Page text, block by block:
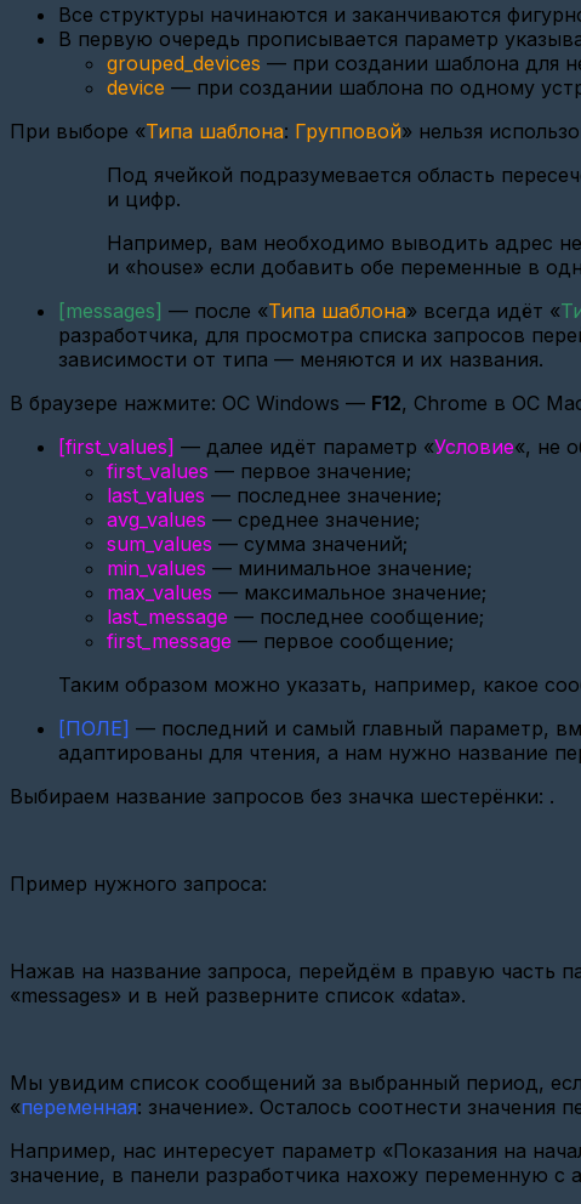
FAQ
(устройства)
Конфигурация
параметров
Карат
307
Добавление
МТС
Настройка
USR
730
Client
Настройка
Вега
СИ-13
Настройка
Вега
NB-
МЭК
Настройка
СЕ
Настройка
USR
Client
Настройка
234
АRТМ
(GSM)
Все структуры начинаются и заканчиваются
В первую очередь прописывается параметр
grouped_devices — при создании шаблона для
device — при создании шаблона по одному
При выборе «Типа шаблона: Групповой» нельзя
Под ячейкой подразумевается область
и цифр.
Например, вам необходимо выводить адрес
и «house» если добавить обе переменные в
[messages] — после «Типа шаблона» всегда идёт «
разработчика, для просмотра списка запросов
зависимости от типа — меняются и их названия.
В браузере нажмите: ОС Windows — F12, Chrome в ОС
[first_values] — далее идёт параметр «Условие«, не
first_values — первое значение;
last_values — последнее значение;
avg_values — среднее значение;
sum_values — сумма значений;
min_values — минимальное значение;
max_values — максимальное значение;
last_message — последнее сообщение;
first_message — первое сообщение;
Таким образом можно указать, например, какое
[ПОЛЕ] — последний и самый главный параметр,
адаптированы для чтения, а нам нужно название
Выбираем название запросов без значка шестерёнки: .
Пример нужного запроса:
Нажав на название запроса, перейдём в правую часть
«messages» и в ней разверните список «data».
Мы увидим список сообщений за выбранный период,
«переменная: значение». Осталось соотнести значения
Например, нас интересует параметр «Показания на
значение, в панели разработчика нахожу переменную с